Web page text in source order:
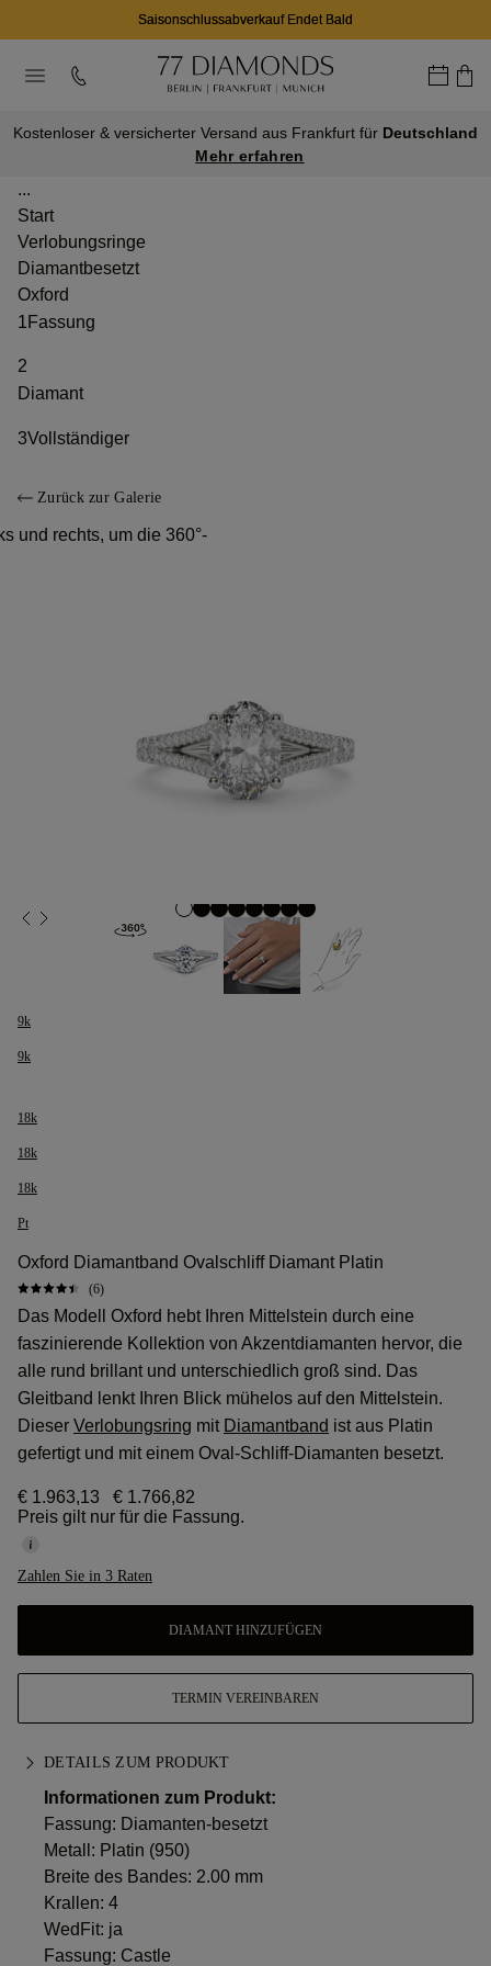
Saisonschlussabverkauf Endet Bald
Kostenloser & versicherter Versand aus Frankfurt für Deutschland
Mehr erfahren
...
Start
Verlobungsringe
Diamantbesetzt
Oxford
1 Fassung
2
Diamant
3Vollständiger
Zurück zur Galerie
und rechts, um die 360°-
9k
9k
18k
18k
18k
Pt
Oxford Diamantband Ovalschliff Diamant Platin
(6)
Das Modell Oxford hebt Ihren Mittelstein durch eine
faszinierende Kollektion von Akzentdiamanten hervor, die
alle rund brillant und unterschiedlich groß sind. Das
Gleitband lenkt Ihren Blick mühelos auf den Mittelstein.
Dieser Verlobungsring mit Diamantband ist aus Platin
gefertigt und mit einem Oval-Schliff-Diamanten besetzt.
€ 1.963,13
€ 1.766,82
Preis gilt nur für die Fassung.
Zahlen Sie in 3 Raten
DIAMANT HINZUFÜGEN
TERMIN VEREINBAREN
DETAILS ZUM PRODUKT
Informationen zum Produkt:
Fassung: Diamanten-besetzt
Metall: Platin (950)
Breite des Bandes: 2.00 mm
Krallen: 4
WedFit: ja
Fassung: Castle